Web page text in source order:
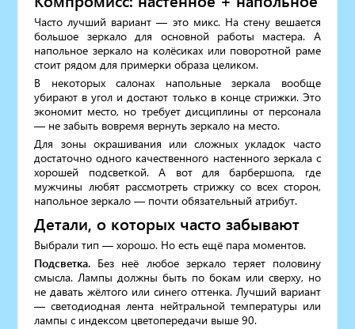
Часто лучший вариант — это микс. На стену вешается
большое зеркало для основной работы мастера. А
напольное зеркало на колёсиках или поворотной раме
стоит рядом для примерки образа целиком.
В некоторых салонах напольные зеркала вообще
убирают в угол и достают только в конце стрижки. Это
экономит место, но требует дисциплины от персонала
— не забыть вовремя вернуть зеркало на место.
Для зоны окрашивания или сложных укладок часто
достаточно одного качественного настенного зеркала с
хорошей подсветкой. А вот для барбершопа, где
мужчины любят рассмотреть стрижку со всех сторон,
напольное зеркало — почти обязательный атрибут.
Детали, о которых часто забывают
Выбрали тип — хорошо. Но есть ещё пара моментов.
Подсветка. Без неё любое зеркало теряет половину
смысла. Лампы должны быть по бокам или сверху, но
не давать жёлтого или синего оттенка. Лучший вариант
— светодиодная лента нейтральной температуры или
лампы с индексом цветопередачи выше 90.